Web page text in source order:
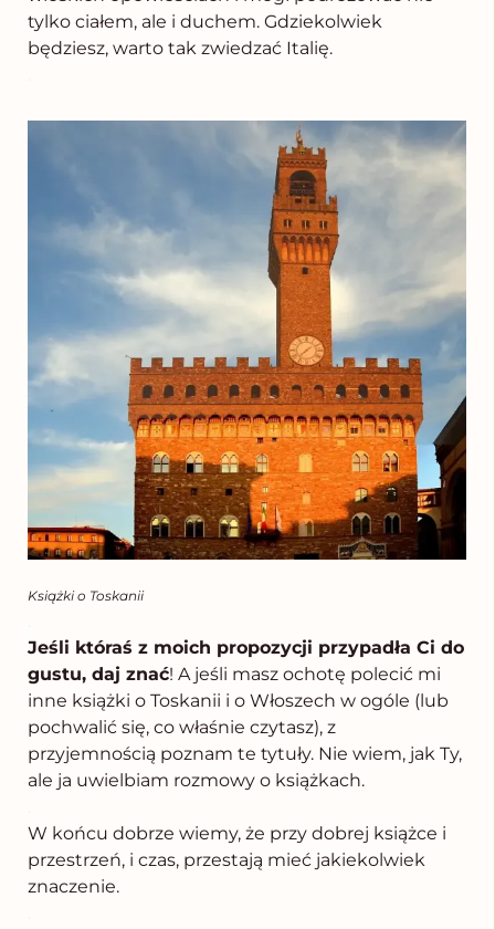
tylko ciałem, ale i duchem. Gdziekolwiek
będziesz, warto tak zwiedzać Italię.
.
Książki o Toskanii
.
Jeśli któraś z moich propozycji przypadła Ci do
gustu, daj znać! A jeśli masz ochotę polecić mi
inne książki o Toskanii i o Włoszech w ogóle (lub
pochwalić się, co właśnie czytasz), z
przyjemnością poznam te tytuły. Nie wiem, jak Ty,
ale ja uwielbiam rozmowy o książkach.
.
W końcu dobrze wiemy, że przy dobrej książce i
przestrzeń, i czas, przestają mieć jakiekolwiek
znaczenie.
.